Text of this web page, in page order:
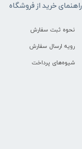
راهنمای خرید از فروشگاه
نحوه ثبت سفارش
رویه ارسال سفارش
شیوه‌های پرداخت